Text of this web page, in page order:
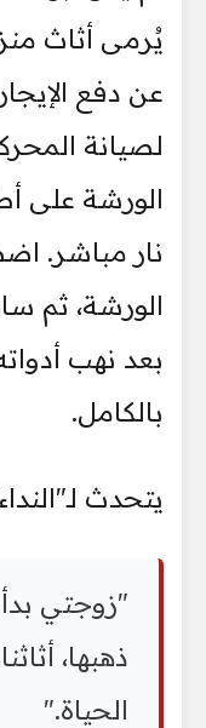
يُرمى أثاث
عن دفع
لصيانة
الورشة على
نار مباشر.
الورشة، ثم
بعد نهب
بالكامل.
يتحدث
"زوجتي
ذهبها،
الحياة."